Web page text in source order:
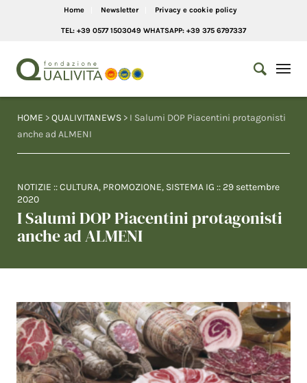
Home Newsletter Privacy e cookie policy
TEL: +39 0577 1503049 WHATSAPP: +39 375 6797337
HOME >QUALIVITANEWS > I Salumi DOP Piacentini protagonisti
anche ad ALMENI
NOTIZIE ::CULTURA, PROMOZIONE, SISTEMA IG :: 29 settembre
2020
I Salumi DOP Piacentini protagonisti
anche ad ALMENI